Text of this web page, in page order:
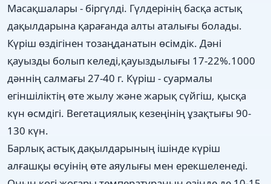
Масақшалары - біргүлді. Гүлдерінің басқа астық
дақылдарына қарағанда алты аталығы болады.
Күріш өздігінен тозаңданатын өсімдік. Дәні
қауызды болып келеді,қауыздылығы 17-22%.1000
дәннің салмағы 27-40 г. Күріш - суармалы
егіншіліктің өте жылу және жарық сүйгіш, қысқа
күн өсмдігі. Вегетациялық кезеңінің ұзақтығы 90-
130 күн.
Барлық астық дақылдарының ішінде күріш
алғашқы өсуінің өте аяулығы мен ерекшеленеді.